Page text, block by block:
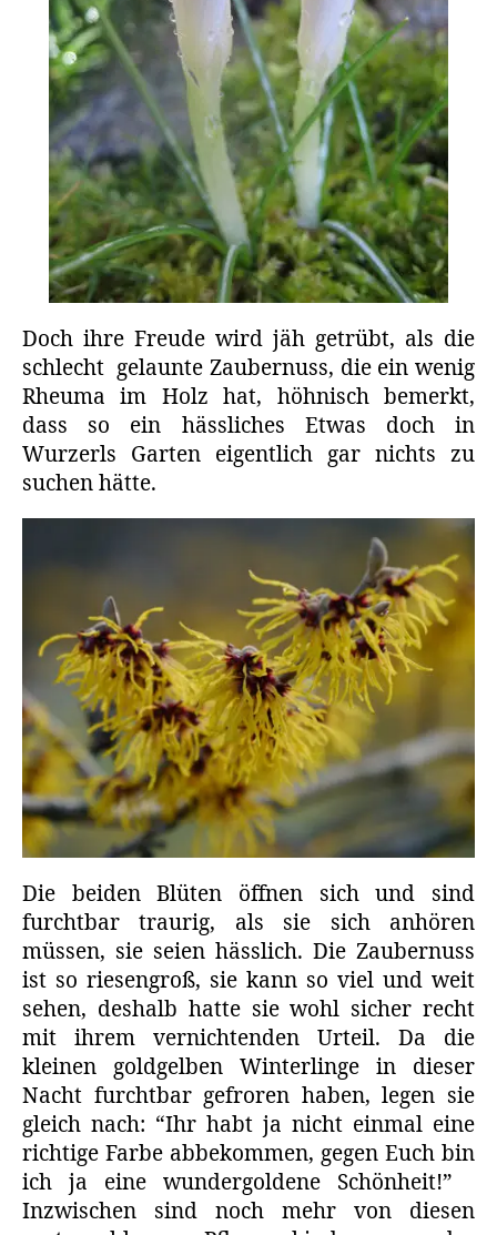
Doch ihre Freude wird jäh getrübt, als die
schlecht gelaunte Zaubernuss, die ein wenig
Rheuma im Holz hat, höhnisch bemerkt,
dass so ein hässliches Etwas doch in
Wurzerls Garten eigentlich gar nichts zu
suchen hätte.
Die beiden Blüten öffnen sich und sind
furchtbar traurig, als sie sich anhören
müssen, sie seien hässlich. Die Zaubernuss
ist so riesengroß, sie kann so viel und weit
sehen, deshalb hatte sie wohl sicher recht
mit ihrem vernichtenden Urteil. Da die
kleinen goldgelben Winterlinge in dieser
Nacht furchtbar gefroren haben, legen sie
gleich nach: “Ihr habt ja nicht einmal eine
richtige Farbe abbekommen, gegen Euch bin
ich ja eine wundergoldene Schönheit!”
Inzwischen sind noch mehr von diesen